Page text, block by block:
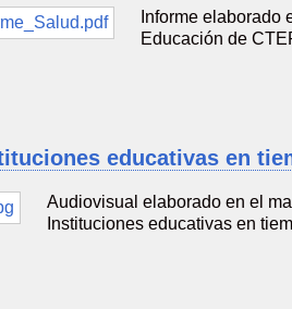
Informe
Educación de
educativas en
Audiovisual elaborado en el
Instituciones educativas en